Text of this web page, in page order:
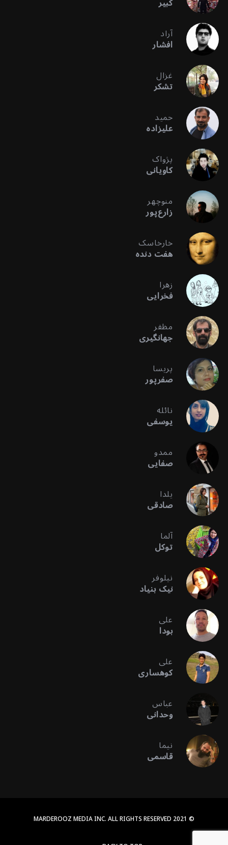
آراد
افشار
غزال
تشکر
حمید
علیزاده
پژواک
کاویانی
منوچهر
زارع‌پور
خارخاسک
هفت دنده
زهرا
فخرایی
مظفر
جهانگیری
پریسا
صفرپور
نائله
یوسفی
ممدو
صفایی
یلدا
صادقی
آلما
توکل
نیلوفر
نیک بنیاد
علی
بودا
علی
کوهساری
عباس
وحدانی
نیما
قاسمی
© 2021 MARDEROOZ MEDIA INC. ALL RIGHTS RESERVED